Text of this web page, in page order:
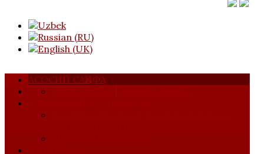
АСОСИЙ САҲИФА